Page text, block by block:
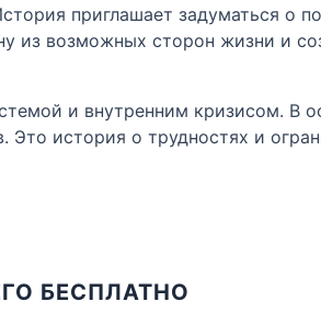
приглашает задуматься о
из возможных сторон жизни и
и внутренним кризисом. В
Это история о трудностях и
БЕСПЛАТНО